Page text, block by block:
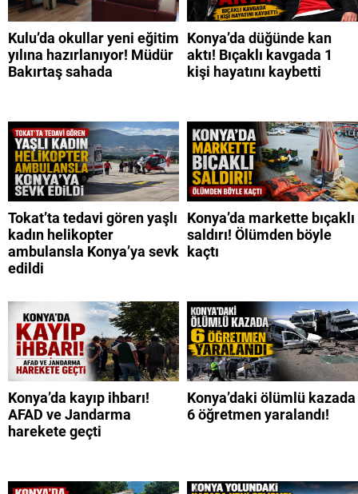
Kulu’da okullar yeni eğitim
yılına hazırlanıyor! Müdür
Bakırtaş sahada
Konya’da düğünde kan
aktı! Bıçaklı kavgada 1
kişi hayatını kaybetti
Tokat’ta tedavi gören yaşlı
kadın helikopter
ambulansla Konya’ya sevk
edildi
Konya’da markette bıçaklı
saldırı! Ölümden böyle
kaçtı
Konya’da kayıp ihbarı!
AFAD ve Jandarma
harekete geçti
Konya’daki ölümlü kazada
6 öğretmen yaralandı!